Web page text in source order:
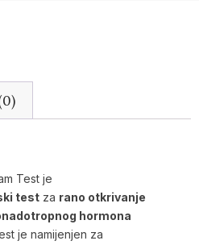
Test je
test za rano otkrivanje
hormona
je namijenjen za